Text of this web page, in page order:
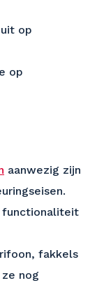
op
op
aanwezig zijn
functionaliteit
fakkels
nog